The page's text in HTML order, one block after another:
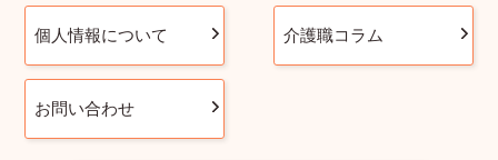
個人情報について 介護職コラム
お問い合わせ